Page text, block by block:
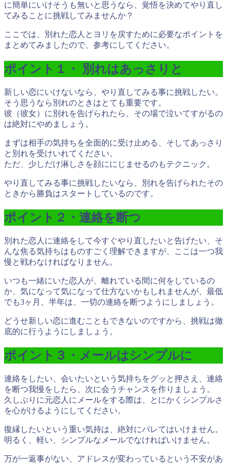
に簡単にいけそうも無いと思うなら、覚悟を決めてやり直し
てみることに挑戦してみませんか？
ここでは、別れた恋人とヨリを戻すために必要なポイントを
まとめてみましたので、参考にしてください。
ポイント１・ 別れはあっさりと
新しい恋にいけないなら、やり直してみる事に挑戦したい。
そう思うなら別れのときはとても重要です。
彼（彼女）に別れを告げられたら、 その場で泣いてすがるの
は絶対にやめましょう。
まずは相手の気持ちを全面的に受け止める、そしてあっさり
と別れを受けいれてください。
ただ、 少しだけ淋しさを顔ににじませるのもテクニック。
やり直してみる事に挑戦したいなら、別れを告げられたその
ときから勝負はスタートしているのです。
ポイント２・連絡を断つ
別れた恋人に連絡をして今すぐやり直したいと告げたい、そ
んな焦る気持ちはものすごく理解できますが、ここは一つ我
慢と戦わなければなりません。
いつも一緒にいた恋人が、離れている間に何をしているの
か、気になって気になって仕方ないかもしれませんが、 最低
でも3ヶ月、半年は、一切の連絡を断つようにしましょう。
どうせ新しい恋に進むこともできないのですから、挑戦は徹
底的に行うようにしましょう。
ポイント３・メールはシンプルに
連絡をしたい、会いたいという気持ちをグッと押さえ、連絡
を断つ我慢をしたら、次に会うチャンスを作りましょう。
久しぶりに元恋人にメールをする際は、とにかくシンプルさ
を心がけるようにしてください。
復縁したいという重い気持は、絶対にバレてはいけません。
明るく、軽い、シンプルなメールでなければいけません。
万が一返事がない、アドレスが変わっているという不安があ